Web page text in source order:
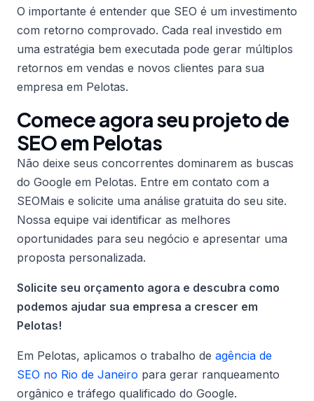
O importante é entender que SEO é um investimento
com retorno comprovado. Cada real investido em
uma estratégia bem executada pode gerar múltiplos
retornos em vendas e novos clientes para sua
empresa em Pelotas.
Comece agora seu projeto de
SEO em Pelotas
Não deixe seus concorrentes dominarem as buscas
do Google em Pelotas. Entre em contato com a
SEOMais e solicite uma análise gratuita do seu site.
Nossa equipe vai identificar as melhores
oportunidades para seu negócio e apresentar uma
proposta personalizada.
Solicite seu orçamento agora e descubra como
podemos ajudar sua empresa a crescer em
Pelotas!
Em Pelotas, aplicamos o trabalho de agência de
SEO no Rio de Janeiro para gerar ranqueamento
orgânico e tráfego qualificado do Google.